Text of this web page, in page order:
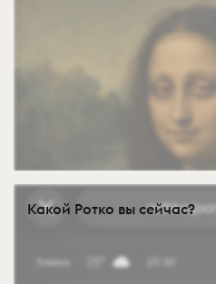
Какой Ротко вы сейчас?